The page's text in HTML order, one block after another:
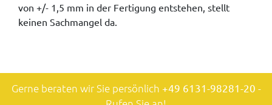
von +/- 1,5 mm in der Fertigung entstehen, stellt
keinen Sachmangel da.
Gerne beraten wir Sie persönlich +49 6131-98281-20 -